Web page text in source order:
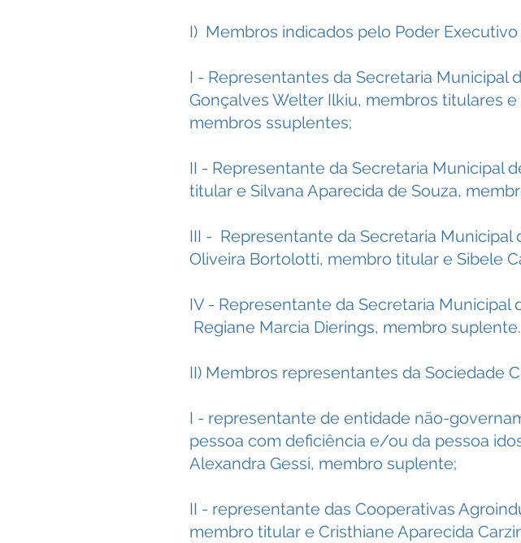
I) Membros indicados pelo Poder Executivo
I - Representantes da Secretaria Municipal
Gonçalves Welter Ilkiu, membros titulares
membros ssuplentes;
II - Representante da Secretaria Municipal
titular e Silvana Aparecida de Souza,
III - Representante da Secretaria Municipal
Oliveira Bortolotti, membro titular e Sibele
IV - Representante da Secretaria Municipal
Regiane Marcia Dierings, membro suplente.
II) Membros representantes da Sociedade
I - representante de entidade não-
pessoa com deficiência e/ou da pessoa
Alexandra Gessi, membro suplente;
II - representante das Cooperativas
membro titular e Cristhiane Aparecida